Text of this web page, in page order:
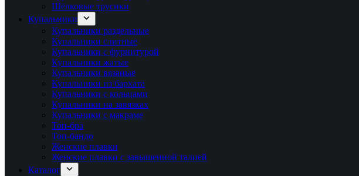
Шёлковые трусики
Купальники
Купальники раздельные
Купальники слитные
Купальники с фурнитурой
Купальники жатые
Купальники вязаные
Купальники из бархата
Купальники с кольцами
Купальники на завязках
Купальники с макраме
Топ-бра
Топ-бандо
Женские плавки
Женские плавки с завышенной талией
Каталог